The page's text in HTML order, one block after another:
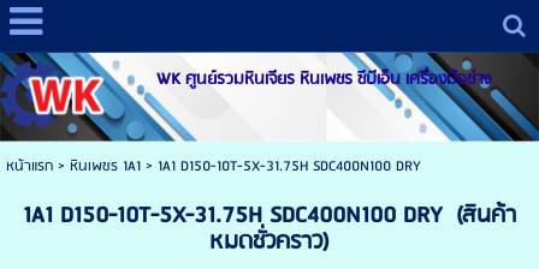
WK ศูนย์รวมหินเจียร หินเพชร ซีบีเอ็น เครื่องมือช่าง
หน้าแรก> หินเพชร 1A1> 1A1 D150-10T-5X-31.75H SDC400N100 DRY
1A1 D150-10T-5X-31.75H SDC400N100 DRY (สินค้า
หมดชั่วคราว)